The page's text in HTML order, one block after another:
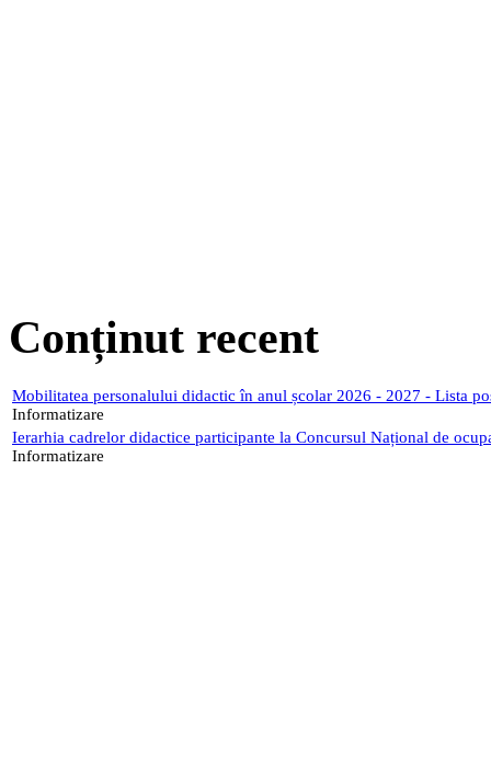
Conținut recent
Mobilitatea personalului didactic în anul școlar 2026 - 2027 - Lista
Informatizare
Ierarhia cadrelor didactice participante la Concursul Național de
Informatizare